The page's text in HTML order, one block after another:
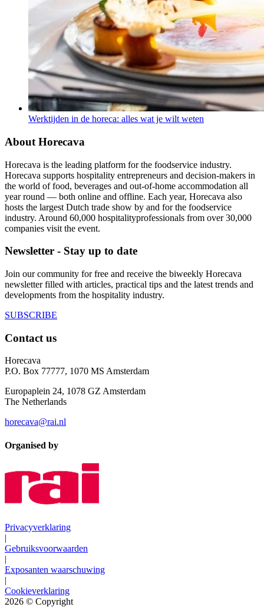
Werktijden in de horeca: alles wat je wilt weten
About Horecava
Horecava is the leading platform for the foodservice industry.
Horecava supports hospitality entrepreneurs and decision-makers in
the world of food, beverages and out-of-home accommodation all
year round — both online and offline. Each year, Horecava also
hosts the largest Dutch trade show by and for the foodservice
industry. Around 60,000 hospitalityprofessionals from over 30,000
companies visit the event.
Newsletter - Stay up to date
Join our community for free and receive the biweekly Horecava
newsletter filled with articles, practical tips and the latest trends and
developments from the hospitality industry.
SUBSCRIBE
Contact us
Horecava
P.O. Box 77777, 1070 MS Amsterdam
Europaplein 24, 1078 GZ Amsterdam
The Netherlands
horecava@rai.nl
Organised by
Privacyverklaring
|
Gebruiksvoorwaarden
|
Exposanten waarschuwing
|
Cookieverklaring
2026 © Copyright